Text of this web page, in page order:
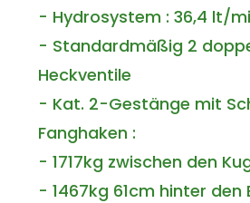
- Hydrosystem : 36,4 lt/
- Standardmäßig 2
Heckventile
- Kat. 2-Gestänge mit
Fanghaken :
- 1717kg zwischen den
- 1467kg 61cm hinter den